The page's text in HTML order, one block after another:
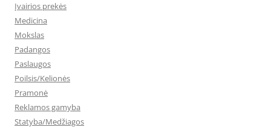
Įvairios prekės
Medicina
Mokslas
Padangos
Paslaugos
Poilsis/Kelionės
Pramonė
Reklamos gamyba
Statyba/Medžiagos